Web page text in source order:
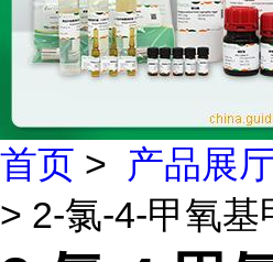
首页 > 产品展
> 2-氯-4-甲氧基